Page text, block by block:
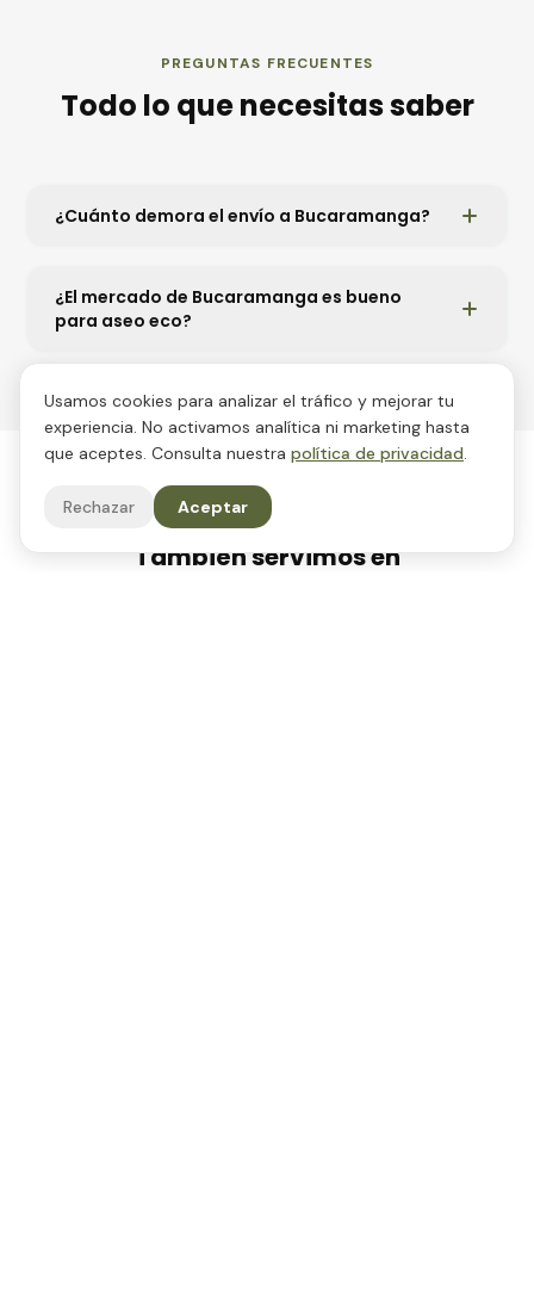
PREGUNTAS FRECUENTES
Todo lo que necesitas saber
¿Cuánto demora el envío a Bucaramanga?
¿El mercado de Bucaramanga es bueno
para aseo eco?
OTRAS CIUDADES
También servimos en
Usamos cookies para analizar el tráfico y mejorar tu
experiencia. No activamos analítica ni marketing hasta
que aceptes. Consulta nuestra política de privacidad.
Rechazar Aceptar